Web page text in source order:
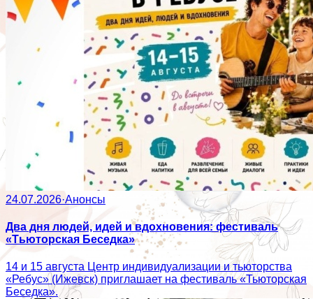
24.07.2026·Анонсы
Два дня людей, идей и вдохновения: фестиваль
«Тьюторская Беседка»
14 и 15 августа Центр индивидуализации и тьюторства
«Ребус» (Ижевск) приглашает на фестиваль «Тьюторская
Беседка».